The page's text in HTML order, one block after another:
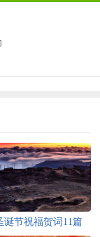
诞节祝福贺词11篇